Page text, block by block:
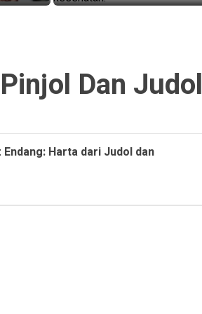
Dan Judol
Harta dari Judol dan